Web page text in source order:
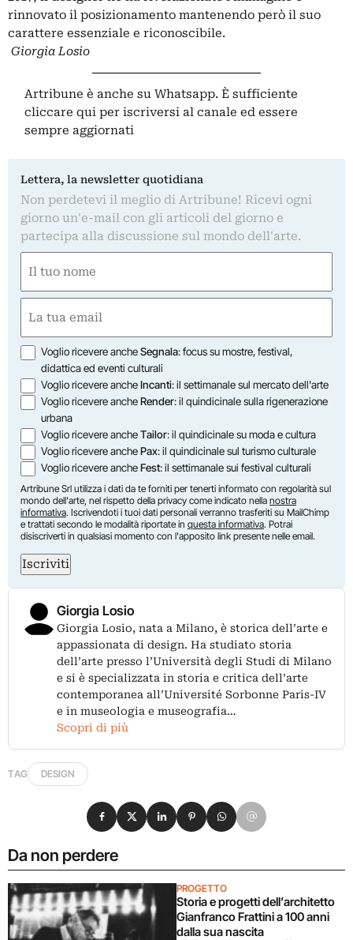
rinnovato il posizionamento mantenendo però il suo
carattere essenziale e riconoscibile.
Giorgia Losio
Artribune è anche su Whatsapp. È sufficiente
cliccare qui per iscriversi al canale ed essere
sempre aggiornati
Lettera, la newsletter quotidiana
Non perdetevi il meglio di Artribune! Ricevi ogni
giorno un'e-mail con gli articoli del giorno e
partecipa alla discussione sul mondo dell'arte.
(Required)
First
(Required)
Opzioni
Voglio ricevere ancheSegnala: focus su mostre, festival,
didattica ed eventi culturali
Voglio ricevere ancheIncanti: il settimanale sul mercato dell'arte
Voglio ricevere ancheRender: il quindicinale sulla rigenerazione
urbana
Voglio ricevere ancheTailor: il quindicinale su moda e cultura
Voglio ricevere anchePax: il quindicinale sul turismo culturale
Voglio ricevere ancheFest: il settimanale sui festival culturali
Artribune Srl utilizza i dati da te forniti per tenerti informato con regolarità sul
mondo dell'arte, nel rispetto della privacy come indicato nella nostra
informativa. Iscrivendoti i tuoi dati personali verranno trasferiti su MailChimp
e trattati secondo le modalità riportate in questa informativa. Potrai
disiscriverti in qualsiasi momento con l'apposito link presente nelle email.
Iscriviti
Giorgia Losio
Giorgia Losio, nata a Milano, è storica dell’arte e
appassionata di design. Ha studiato storia
dell’arte presso l’Università degli Studi di Milano
e si è specializzata in storia e critica dell’arte
contemporanea all’Université Sorbonne Paris-IV
e in museologia e museografia…
Scopri di più
TAG DESIGN
Da non perdere
PROGETTO
Storia e progetti dell’architetto
Gianfranco Frattini a 100 anni
dalla sua nascita
Condividi su Facebook
Condividi su X
Condividi su LinkedIn
Condividi su Pinterest
Condividi su WhatsApp
Condividi su Email